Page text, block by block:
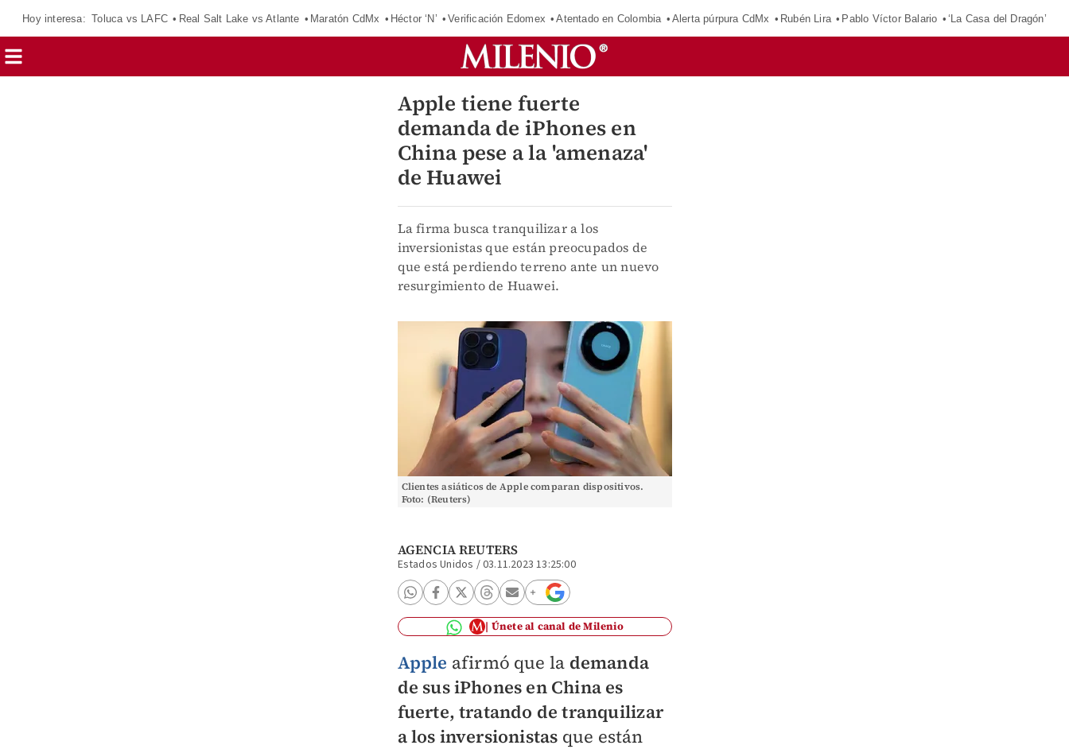
Hoy interesa: Toluca vs LAFC Real Salt Lake vs Atlante Maratón CdMx Héctor ‘N’ Verificación Edomex Atentado en Colombia Alerta púrpura CdMx Rubén Lira Pablo Víctor Balario ‘La Casa del Dragón’
Apple tiene fuerte
demanda de iPhones en
China pese a la 'amenaza'
de Huawei
La firma busca tranquilizar a los
inversionistas que están preocupados de
que está perdiendo terreno ante un nuevo
resurgimiento de Huawei.
Clientes asiáticos de Apple comparan dispositivos.
Foto: (Reuters)
AGENCIA REUTERS
Estados Unidos /03.11.2023 13:25:00
Únete al canal de Milenio
Apple afirmó que la demanda
de sus iPhones en China es
fuerte, tratando de tranquilizar
a los inversionistas que están